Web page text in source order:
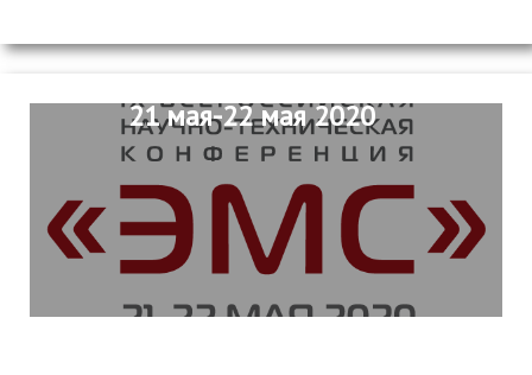
21 мая-22 мая 2020